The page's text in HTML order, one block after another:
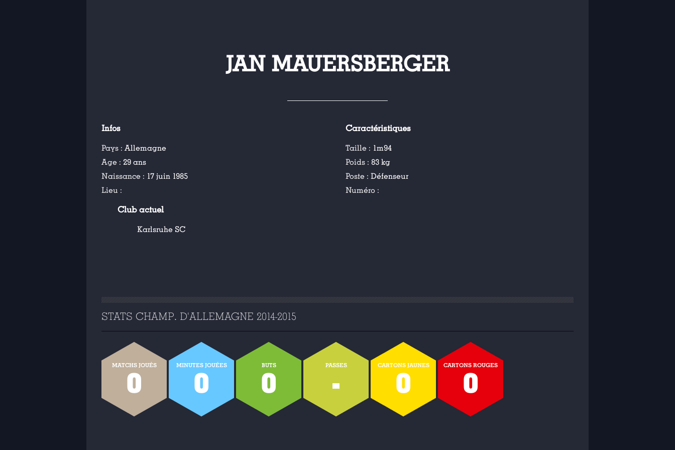
JAN MAUERSBERGER
Infos
Pays : Allemagne
Age : 29 ans
Naissance : 17 juin 1985
Lieu :
Caractéristiques
Taille : 1m94
Poids :83 kg
Poste :Défenseur
Numéro :
Club actuel
Karlsruhe SC
STATS CHAMP. D'ALLEMAGNE 2014-2015
MATCHS JOUÉS
0
MINUTES JOUÉES
0
BUTS
0
PASSES
-
CARTONS JAUNES
0
CARTONS ROUGES
0